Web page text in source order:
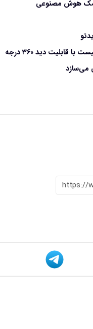
کمک هوش مصنوعی
دید ۳۶۰ درجه
می‌سازد
https://